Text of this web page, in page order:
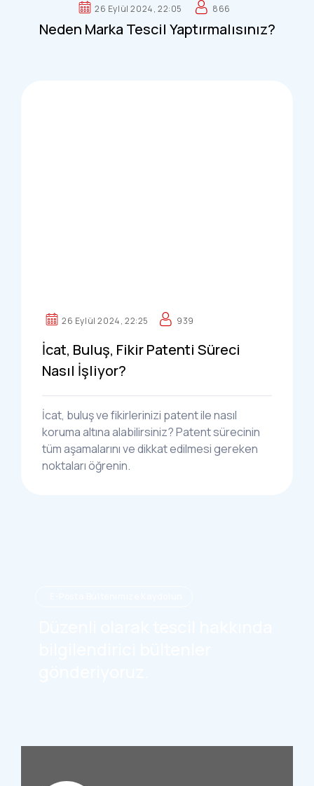
26 Eylül 2024, 22:05 866
Neden Marka Tescil Yaptırmalısınız?
26 Eylül 2024, 22:25 939
İcat, Buluş, Fikir Patenti Süreci
Nasıl İşliyor?
İcat, buluş ve fikirlerinizi patent ile nasıl
koruma altına alabilirsiniz? Patent sürecinin
tüm aşamalarını ve dikkat edilmesi gereken
noktaları öğrenin.